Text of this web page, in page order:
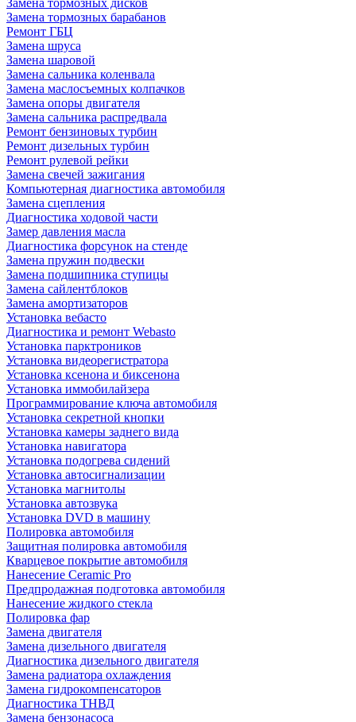
Замена тормозных барабанов
Ремонт ГБЦ
Замена шруса
Замена шаровой
Замена сальника коленвала
Замена маслосъемных колпачков
Замена опоры двигателя
Замена сальника распредвала
Ремонт бензиновых турбин
Ремонт дизельных турбин
Ремонт рулевой рейки
Замена свечей зажигания
Компьютерная диагностика автомобиля
Замена сцепления
Диагностика ходовой части
Замер давления масла
Диагностика форсунок на стенде
Замена пружин подвески
Замена подшипника ступицы
Замена сайлентблоков
Замена амортизаторов
Установка вебасто
Диагностика и ремонт Webasto
Установка парктроников
Установка видеорегистратора
Установка ксенона и биксенона
Установка иммобилайзера
Программирование ключа автомобиля
Установка секретной кнопки
Установка камеры заднего вида
Установка навигатора
Установка подогрева сидений
Установка автосигнализации
Установка магнитолы
Установка автозвука
Установка DVD в машину
Полировка автомобиля
Защитная полировка автомобиля
Кварцевое покрытие автомобиля
Нанесение Ceramic Pro
Предпродажная подготовка автомобиля
Нанесение жидкого стекла
Полировка фар
Замена двигателя
Замена дизельного двигателя
Диагностика дизельного двигателя
Замена радиатора охлаждения
Замена гидрокомпенсаторов
Диагностика ТНВД
Замена бензонасоса